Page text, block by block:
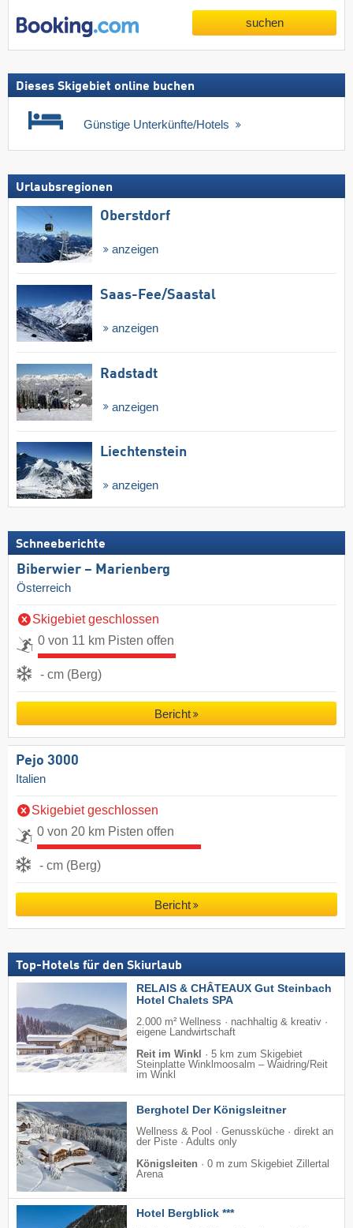
suchen
Dieses Skigebiet online buchen
Günstige Unterkünfte/Hotels
Urlaubsregionen
Oberstdorf
anzeigen
Saas-Fee/​Saastal
anzeigen
Radstadt
anzeigen
Liechtenstein
anzeigen
Schneeberichte
Biberwier – Marienberg
Österreich
Skigebiet geschlossen
0 von 11 km Pisten offen
- cm (Berg)
Bericht
Pejo 3000
Italien
Skigebiet geschlossen
0 von 20 km Pisten offen
- cm (Berg)
Bericht
Top-Hotels für den Skiurlaub
RELAIS & CHÂTEAUX Gut Steinbach
Hotel Chalets SPA
2.000 m² Wellness · nachhaltig & kreativ ·
eigene Landwirtschaft
Reit im Winkl
· 5 km zum Skigebiet
Steinplatte Winklmoosalm – Waidring/​Reit
im Winkl
Berghotel Der Königsleitner
Wellness & Pool · Genussküche · direkt an
der Piste · Adults only
Königsleiten · 0 m zum Skigebiet Zillertal
Arena
Hotel Bergblick ***